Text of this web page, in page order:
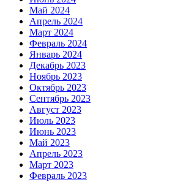
Май 2024
Апрель 2024
Март 2024
Февраль 2024
Январь 2024
Декабрь 2023
Ноябрь 2023
Октябрь 2023
Сентябрь 2023
Август 2023
Июль 2023
Июнь 2023
Май 2023
Апрель 2023
Март 2023
Февраль 2023